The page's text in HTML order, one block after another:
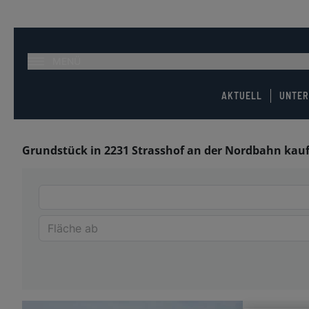
AKTUELL
Grundstück in 2231 Strasshof an der Nordbahn